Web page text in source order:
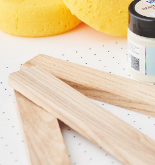
Anleitung drucken
Willkommen zu deiner neuen
fertigen. Das ist nicht nur ein
stilvoll zu präsentieren. Lass uns